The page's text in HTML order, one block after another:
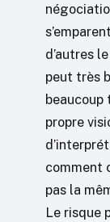
d’autres
peut très
propre
comment
pas la
Le risque